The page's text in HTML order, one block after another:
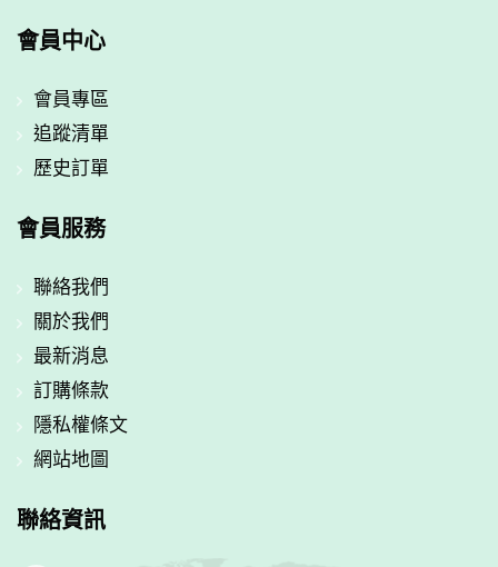
會員中心
會員專區
追蹤清單
歷史訂單
會員服務
聯絡我們
關於我們
最新消息
訂購條款
隱私權條文
網站地圖
聯絡資訊